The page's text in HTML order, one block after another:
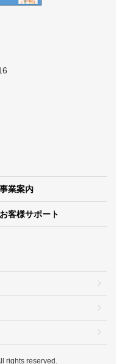
事業案内
お客様サポート
rights reserved.